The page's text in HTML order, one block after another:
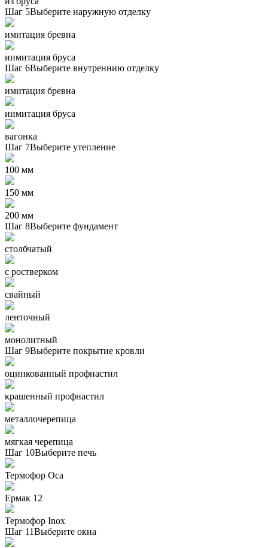
Шаг 5Выберите наружную отделку
имитация бревна
иимитация бруса
Шаг 6Выберите внутреннию отделку
имитация бревна
иимитация бруса
вагонка
Шаг 7Выберите утепление
100 мм
150 мм
200 мм
Шаг 8Выберите фундамент
столбчатый
с ростверком
свайный
ленточный
монолитный
Шаг 9Выберите покрытие кровли
оцинкованный профнастил
крашенный профнастил
металлочерепица
мягкая черепица
Шаг 10Выберите печь
Термофор Oса
Ермак 12
Термофор Inox
Шаг 11Выберите окна